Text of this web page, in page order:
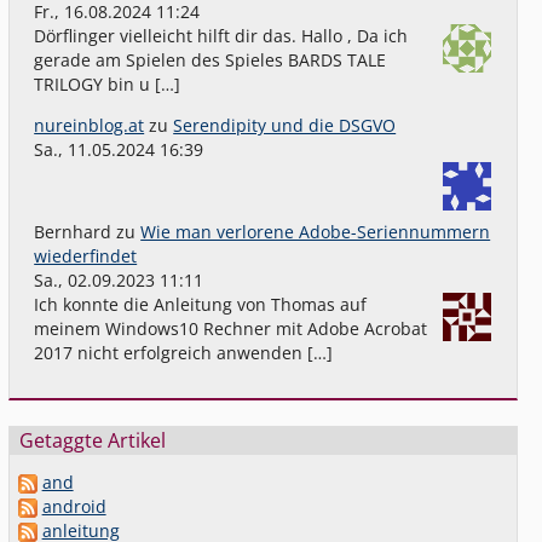
Fr., 16.08.2024 11:24
Dörflinger vielleicht hilft dir das. Hallo , Da ich
gerade am Spielen des Spieles BARDS TALE
TRILOGY bin u […]
nureinblog.at zuSerendipity und die DSGVO
Sa., 11.05.2024 16:39
Bernhard zuWie man verlorene Adobe-Seriennummern
wiederfindet
Sa., 02.09.2023 11:11
Ich konnte die Anleitung von Thomas auf
meinem Windows10 Rechner mit Adobe Acrobat
2017 nicht erfolgreich anwenden […]
Getaggte Artikel
and
android
anleitung